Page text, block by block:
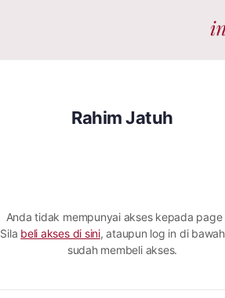
Rahim Jatuh
Anda tidak mempunyai akses kepada page
Sila beli akses di sini, ataupun log in di
sudah membeli akses.